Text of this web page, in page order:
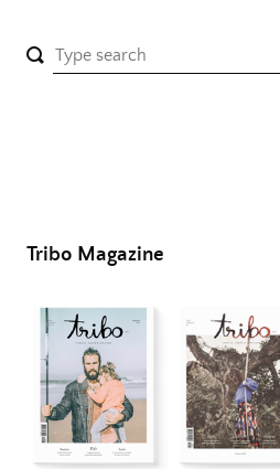
Tribo Magazine